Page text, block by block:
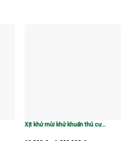
Xịt khử mùi khử khuẩn thú cưng Krill hương hoa hồng